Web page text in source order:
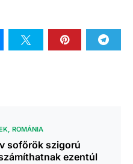
ROMÁNIA
sofőrök szigorú
ezentúl